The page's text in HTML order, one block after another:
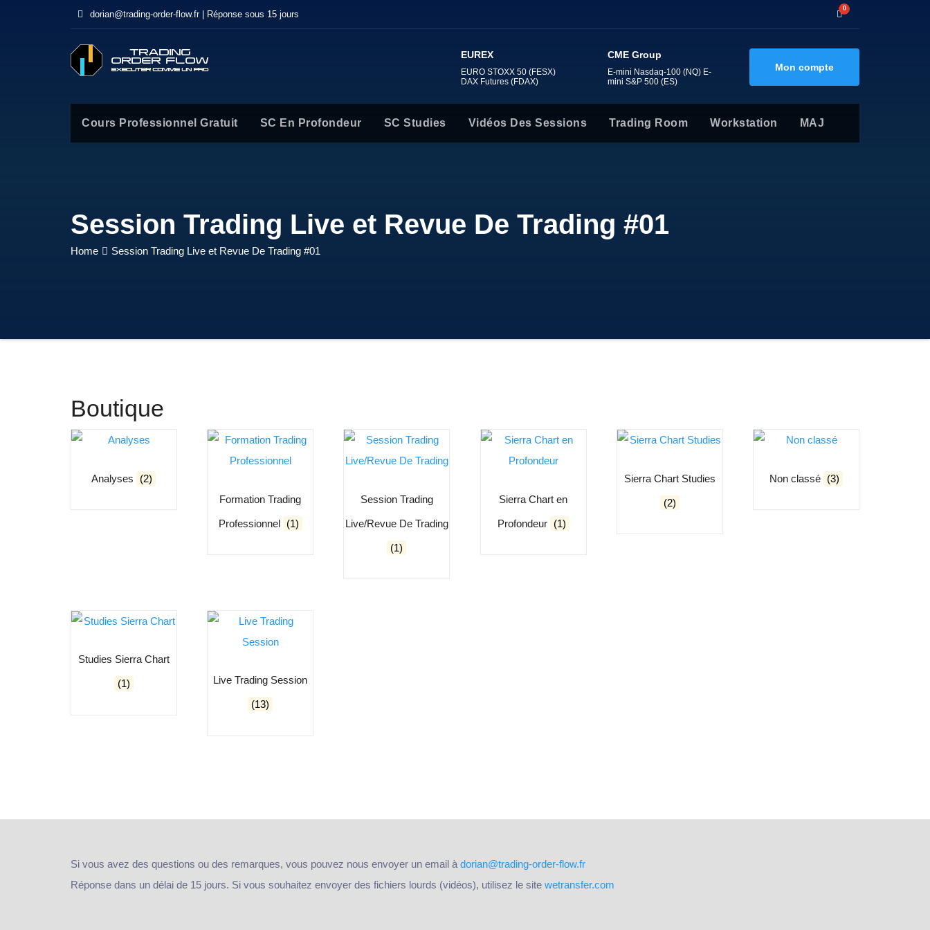
dorian@trading-order-flow.fr | Réponse sous 15 jours
0
EUREX
EURO STOXX 50 (FESX)
DAX Futures (FDAX)
CME Group
E-mini Nasdaq-100 (NQ) E-
mini S&P 500 (ES)
Mon compte
Cours Professionnel Gratuit SC En Profondeur SC Studies Vidéos Des Sessions Trading Room Workstation MAJ
Session Trading Live et Revue De Trading #01
Home Session Trading Live et Revue De Trading #01
Boutique
Analyses
(2)
Formation Trading
Professionnel (1)
Session Trading
Live/Revue De Trading
(1)
Sierra Chart en
Profondeur (1)
Sierra Chart Studies
(2)
Non classé (3)
Studies Sierra Chart
(1) Live Trading Session
(13)
Si vous avez des questions ou des remarques, vous pouvez nous envoyer un email à dorian@trading-order-flow.fr
Réponse dans un délai de 15 jours. Si vous souhaitez envoyer des fichiers lourds (vidéos), utilisez le site wetransfer.com